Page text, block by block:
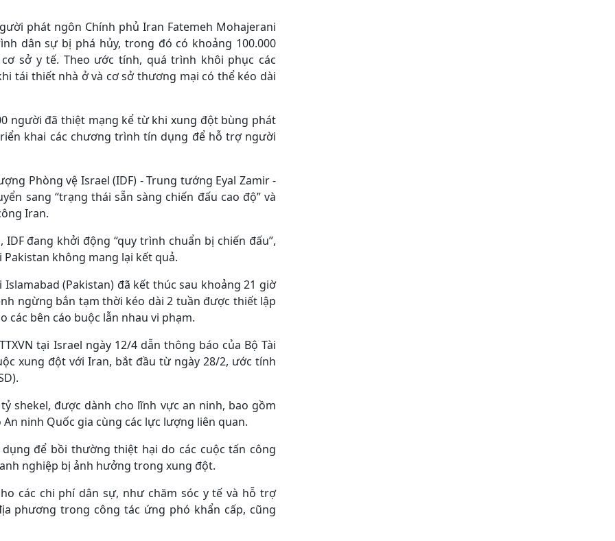
phát ngôn Chính phủ Iran Fatemeh Mohajerani
dân sự bị phá hủy, trong đó có khoảng 100.000
sở y tế. Theo ước tính, quá trình khôi phục các
tái thiết nhà ở và cơ sở thương mại có thể kéo dài
người đã thiệt mạng kể từ khi xung đột bùng phát
khai các chương trình tín dụng để hỗ trợ người
Phòng vệ Israel (IDF) - Trung tướng Eyal Zamir -
sang “trạng thái sẵn sàng chiến đấu cao độ” và
Iran.
đang khởi động “quy trình chuẩn bị chiến đấu”,
không mang lại kết quả.
(Pakistan) đã kết thúc sau khoảng 21 giờ
ngừng bắn tạm thời kéo dài 2 tuần được thiết lập
bên cáo buộc lẫn nhau vi phạm.
tại Israel ngày 12/4 dẫn thông báo của Bộ Tài
xung đột với Iran, bắt đầu từ ngày 28/2, ước tính
shekel, được dành cho lĩnh vực an ninh, bao gồm
ninh Quốc gia cùng các lực lượng liên quan.
để bồi thường thiệt hại do các cuộc tấn công
nghiệp bị ảnh hưởng trong xung đột.
các chi phí dân sự, như chăm sóc y tế và hỗ trợ
phương trong công tác ứng phó khẩn cấp, cũng